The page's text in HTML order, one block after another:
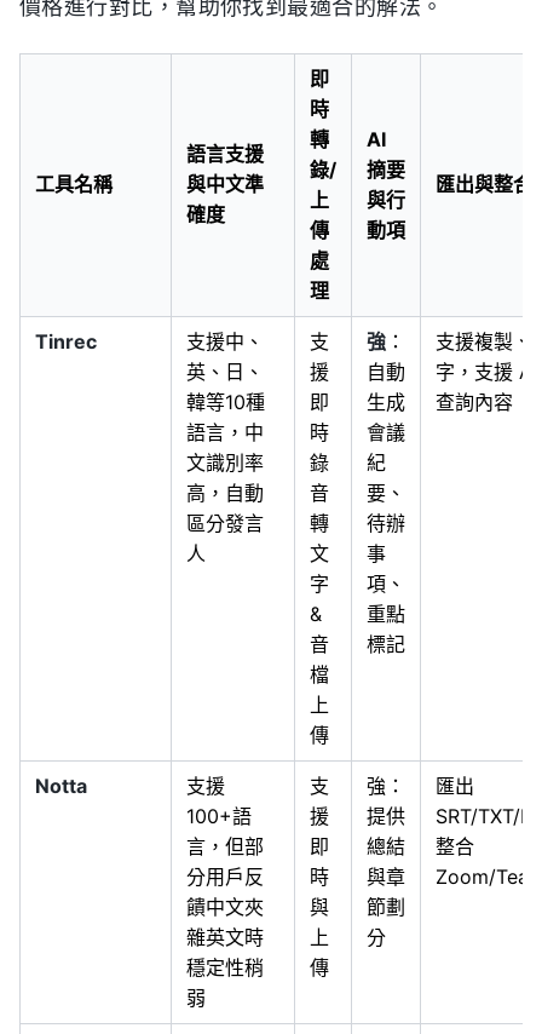
價格進行對比，幫助你找到最適合的解法。
工具名稱
語言支援
與中文準
確度
即
時
轉
錄/
上
傳
處
理
AI
摘要
與行
動項
匯出與整合
Tinrec
支援中、
英、日、
韓等10種
語言，中
文識別率
高，自動
區分發言
人
支
援
即
時
錄
音
轉
文
字
&
音
檔
上
傳
強 ：
自動
生成
會議
紀
要、
待辦
事
項、
重點
標記
支援複製、
字，支援
查詢內容
Notta
支援
100+語
言，但部
分用戶反
饋中文夾
雜英文時
穩定性稍
弱
支
援
即
時
與
上
傳
強：
提供
總結
與章
節劃
分
匯出
SRT/TXT/
整合
Zoom/